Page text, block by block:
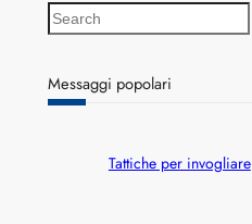
S
e
r
c
Messaggi popolari
Tattiche per invogliare